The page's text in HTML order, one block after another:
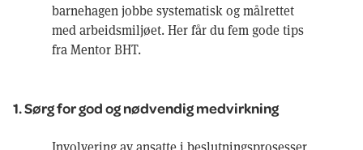
barnehagen jobbe systematisk og målrettet
med arbeidsmiljøet. Her får du fem gode tips
fra Mentor BHT.
1. Sørg for god og nødvendig medvirkning
Involvering av ansatte i beslutningsprosesser